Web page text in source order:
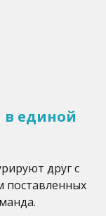
в единой
друг с
поставленных